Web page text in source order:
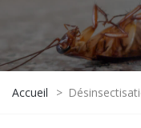
Accueil >